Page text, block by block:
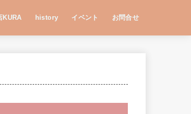
KURA history イベント お問合せ